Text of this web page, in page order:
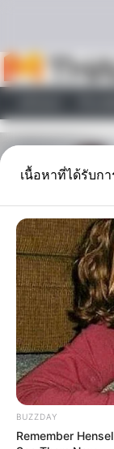
ไลฟ์สไตล์
ดูดวงรายวัน
ดูดวงร
เนื้อหาที่ได้รับก
BUZZDAY
Remember